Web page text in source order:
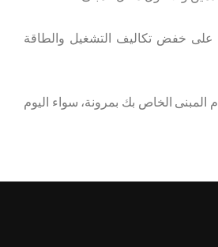
على خفض تكاليف التشغيل والطاقة
الخاص بك بمرونة، سواء اليوم